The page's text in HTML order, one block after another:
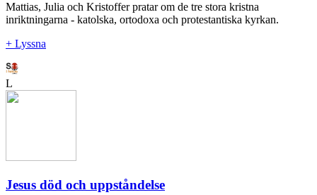
Mattias, Julia och Kristoffer pratar om de tre stora kristna
inriktningarna - katolska, ortodoxa och protestantiska kyrkan.
+ Lyssna
L
Jesus död och uppståndelse